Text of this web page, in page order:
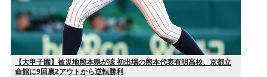
【大甲子園】被災地熊本県が涙 初出場の熊本代表有明高校、京都立
命館に9回裏2アウトから逆転勝利